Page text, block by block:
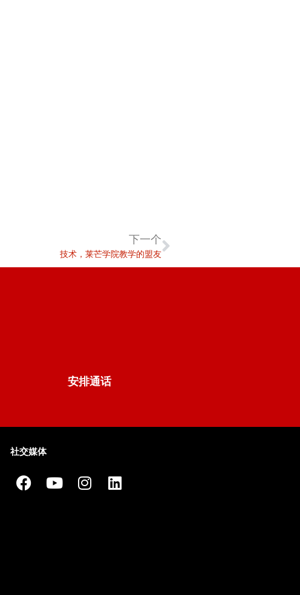
下一个
技术，莱芒学院教学的盟友
安排通话
社交媒体